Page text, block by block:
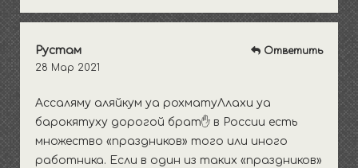
Рустам
28 Мар 2021
Ассаляму аляйкум уа рохматуЛлахи уа
барокятуху дорогой брат✋ в России есть
множество «праздников» того или иного
работника. Если в один из таких «праздников»
Ответить